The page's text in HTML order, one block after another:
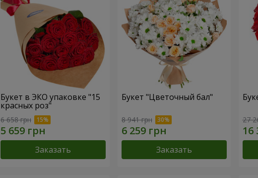
Букет в ЭКО упаковке "15
красных роз"
6 658 грн
Заказать
Букет "Цветочный бал"
8 941 грн
Заказать
27